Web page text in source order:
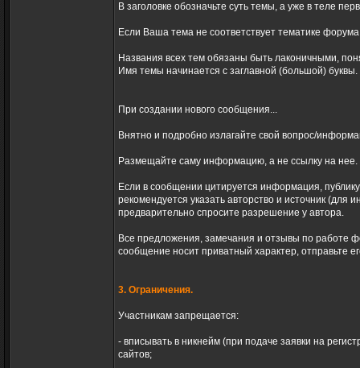
В заголовке обозначьте суть темы, а уже в теле
Если Ваша тема не соответствует тематике
Названия всех тем обязаны быть лаконичными,
Имя темы начинается с заглавной (большой)
При создании нового сообщения...
Внятно и подробно излагайте свой вопрос/
Размещайте саму информацию, а не ссылку на нее.
Если в сообщении цитируется информация,
рекомендуется указать авторство и источник (для
предварительно спросите разрешение у автора.
Все предложения, замечания и отзывы по работе
сообщение носит приватный характер, отправьте
3. Ограничения.
Участникам запрещается:
- вписывать в никнейм (при подаче заявки на
сайтов;